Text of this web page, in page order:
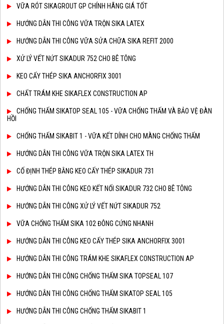
VỮA RÓT SIKAGROUT GP CHÍNH HÃNG GIÁ TỐT
HƯỚNG DẪN THI CÔNG VỮA TRỘN SIKA LATEX
HƯỚNG DẪN THI CÔNG VỮA SỬA CHỮA SIKA REFIT 2000
XỬ LÝ VẾT NỨT SIKADUR 752 CHO BÊ TÔNG
KEO CẤY THÉP SIKA ANCHORFIX 3001
CHẤT TRÁM KHE SIKAFLEX CONSTRUCTION AP
CHỐNG THẤM SIKATOP SEAL 105 - VỮA CHỐNG THẤM VÀ BẢO VỆ ĐÀN
HỒI
CHỐNG THẤM SIKABIT 1 - VỮA KẾT DÍNH CHO MÀNG CHỐNG THẤM
HƯỚNG DẪN THI CÔNG VỮA TRỘN SIKA LATEX TH
CỐ ĐỊNH THÉP BẰNG KEO CẤY THÉP SIKADUR 731
HƯỚNG DẪN THI CÔNG KEO KẾT NỐI SIKADUR 732 CHO BÊ TÔNG
HƯỚNG DẪN THI CÔNG XỬ LÝ VẾT NỨT SIKADUR 752
VỮA CHỐNG THẤM SIKA 102 ĐÔNG CỨNG NHANH
HƯỚNG DẪN THI CÔNG KEO CẤY THÉP SIKA ANCHORFIX 3001
HƯỚNG DẪN THI CÔNG TRÁM KHE SIKAFLEX CONSTRUCTION AP
HƯỚNG DẪN THI CÔNG CHỐNG THẤM SIKA TOPSEAL 107
HƯỚNG DẪN THI CÔNG CHỐNG THẤM SIKATOP SEAL 105
HƯỚNG DẪN THI CÔNG CHỐNG THẤM SIKABIT 1